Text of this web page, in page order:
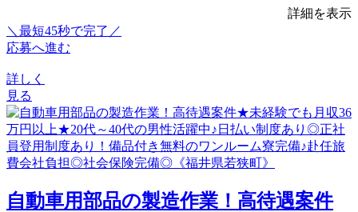
詳細を表示
＼最短45秒で完了／
応募へ進む
詳しく
見る
自動車用部品の製造作業！高待遇案件